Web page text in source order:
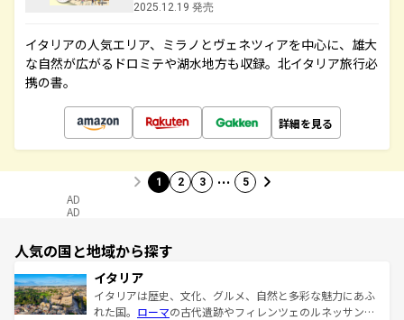
2025.12.19 発売
イタリアの人気エリア、ミラノとヴェネツィアを中心に、雄大
な自然が広がるドロミテや湖水地方も収録。北イタリア旅行必
携の書。
詳細を見る
1 2 3 … 5
AD
AD
人気の国と地域から探す
イタリア
イタリアは歴史、文化、グルメ、自然と多彩な魅力にあふ
れた国。 ローマの古代遺跡やフィレンツェのルネッサンス